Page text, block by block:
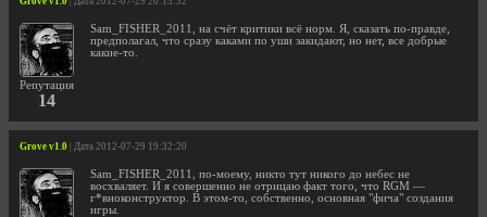
Репутация
14
Sam_FISHER_2011, на счёт критики всё норм. Я, сказать по-правде,
предполагал, что сразу каками по уши закидают, но нет, все добрые
какие-то.
Grove v1.0 | Дата 2012-07-29 19:32:20
Sam_FISHER_2011, по-моему, никто тут никого до небес не
восхваляет. И я совершенно не отрицаю факт того, что RGM —
г*вноконструктор. В этом-то, собственно, основная "фича" создания
игры.